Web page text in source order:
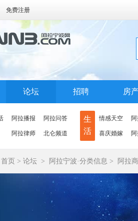
免费注册
论坛 招聘 房
阿拉播报 阿拉问答
阿拉律师 北仑频道
生
活
情感天空
喜庆婚嫁
首页 > 论坛 > 阿拉宁波·分类信息 > 阿拉